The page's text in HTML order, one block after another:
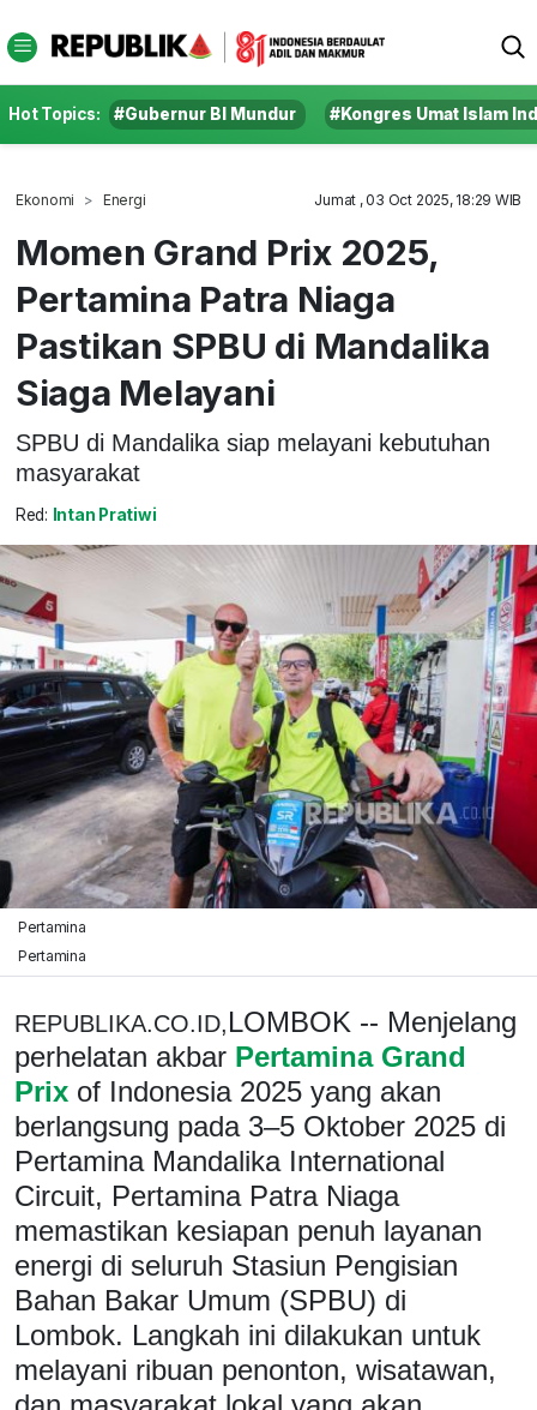
Hot Topics: #Gubernur BI Mundur #Kongres Umat Islam
Ekonomi Energi Jumat , 03 Oct 2025, 18:29 WIB
Momen Grand Prix 2025,
Pertamina Patra Niaga
Pastikan SPBU di Mandalika
Siaga Melayani
SPBU di Mandalika siap melayani kebutuhan
masyarakat
Red: Intan Pratiwi
Pertamina
Pertamina
REPUBLIKA.CO.ID,LOMBOK -- Menjelang
perhelatan akbar Pertamina Grand
Prix of Indonesia 2025 yang akan
berlangsung pada 3–5 Oktober 2025 di
Pertamina Mandalika International
Circuit, Pertamina Patra Niaga
memastikan kesiapan penuh layanan
energi di seluruh Stasiun Pengisian
Bahan Bakar Umum (SPBU) di
Lombok. Langkah ini dilakukan untuk
melayani ribuan penonton, wisatawan,